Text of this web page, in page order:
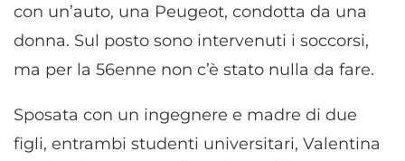
con un’auto, una Peugeot, condotta da una
donna. Sul posto sono intervenuti i soccorsi,
ma per la 56enne non c’è stato nulla da fare.
Sposata con un ingegnere e madre di due
figli, entrambi studenti universitari, Valentina